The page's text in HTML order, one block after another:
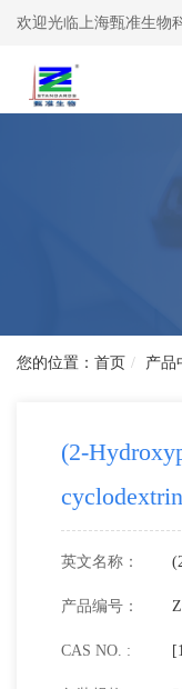
欢迎光临上海甄准生物
首页 产品
(2-
cyclodextrin
英文名称：
产品编号：
CAS NO. :